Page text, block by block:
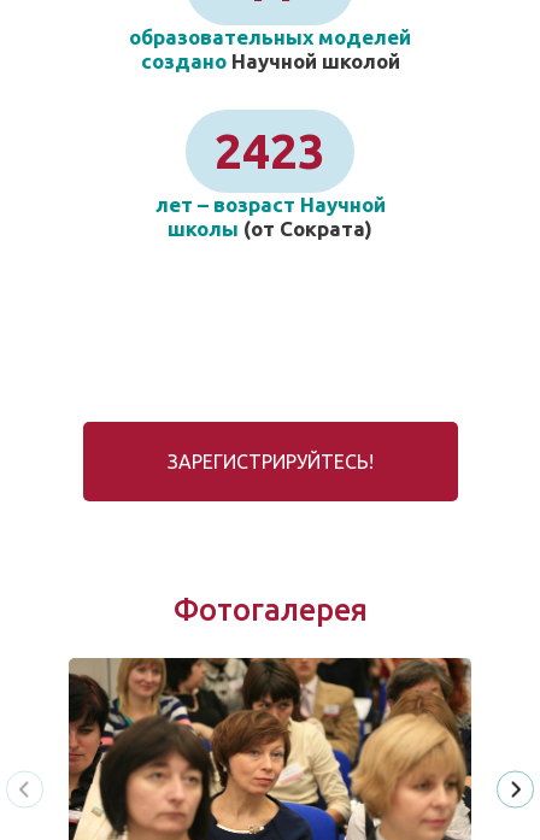
образовательных моделей
создано Научной школой
2423
лет – возраст Научной
школы (от Сократа)
ЗАРЕГИСТРИРУЙТЕСЬ!
Фотогалерея